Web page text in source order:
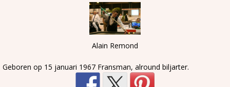
Alain Remond
Geboren op 15 januari 1967 Fransman, alround biljarter.